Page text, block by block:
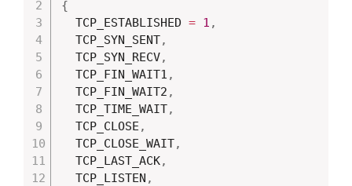
{
  TCP_ESTABLISHED
= 1 ,
  TCP_SYN_SENT
,
  TCP_SYN_RECV
,
  TCP_FIN_WAIT1
,
  TCP_FIN_WAIT2
,
  TCP_TIME_WAIT
,
  TCP_CLOSE
,
  TCP_CLOSE_WAIT
,
  TCP_LAST_ACK
,
  TCP_LISTEN
,